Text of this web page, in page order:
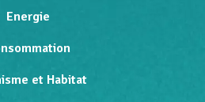
Energie
et Habitat